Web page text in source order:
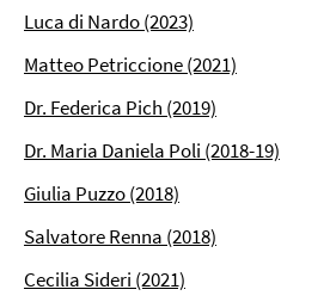
Luca di Nardo (2023)
Matteo Petriccione (2021)
Dr. Federica Pich (2019)
Dr. Maria Daniela Poli (2018-19)
Giulia Puzzo (2018)
Salvatore Renna (2018)
Cecilia Sideri (2021)